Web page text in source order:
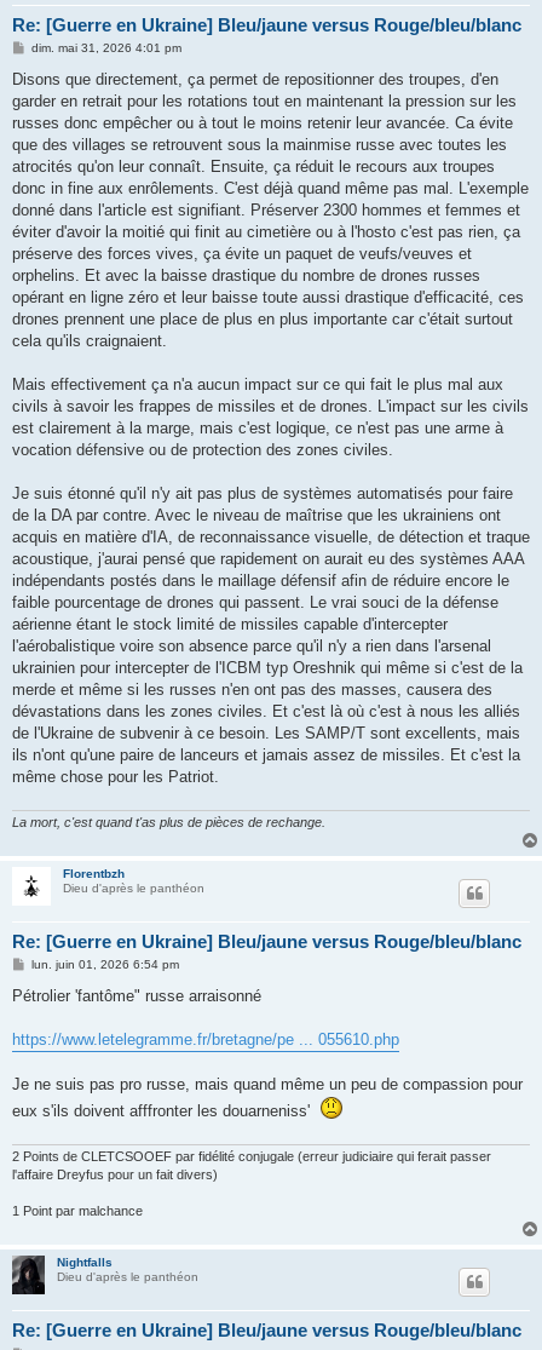
Re: [Guerre en Ukraine] Bleu/jaune versus Rouge/bleu/blanc
M
s
a
g
dim. mai 31, 2026 4:01 pm
Disons que directement, ça permet de repositionner des troupes, d'en
garder en retrait pour les rotations tout en maintenant la pression sur les
russes donc empêcher ou à tout le moins retenir leur avancée. Ca évite
que des villages se retrouvent sous la mainmise russe avec toutes les
atrocités qu'on leur connaît. Ensuite, ça réduit le recours aux troupes
donc in fine aux enrôlements. C'est déjà quand même pas mal. L'exemple
donné dans l'article est signifiant. Préserver 2300 hommes et femmes et
éviter d'avoir la moitié qui finit au cimetière ou à l'hosto c'est pas rien, ça
préserve des forces vives, ça évite un paquet de veufs/veuves et
orphelins. Et avec la baisse drastique du nombre de drones russes
opérant en ligne zéro et leur baisse toute aussi drastique d'efficacité, ces
drones prennent une place de plus en plus importante car c'était surtout
cela qu'ils craignaient.
Mais effectivement ça n'a aucun impact sur ce qui fait le plus mal aux
civils à savoir les frappes de missiles et de drones. L'impact sur les civils
est clairement à la marge, mais c'est logique, ce n'est pas une arme à
vocation défensive ou de protection des zones civiles.
Je suis étonné qu'il n'y ait pas plus de systèmes automatisés pour faire
de la DA par contre. Avec le niveau de maîtrise que les ukrainiens ont
acquis en matière d'IA, de reconnaissance visuelle, de détection et traque
acoustique, j'aurai pensé que rapidement on aurait eu des systèmes AAA
indépendants postés dans le maillage défensif afin de réduire encore le
faible pourcentage de drones qui passent. Le vrai souci de la défense
aérienne étant le stock limité de missiles capable d'intercepter
l'aérobalistique voire son absence parce qu'il n'y a rien dans l'arsenal
ukrainien pour intercepter de l'ICBM typ Oreshnik qui même si c'est de la
merde et même si les russes n'en ont pas des masses, causera des
dévastations dans les zones civiles. Et c'est là où c'est à nous les alliés
de l'Ukraine de subvenir à ce besoin. Les SAMP/T sont excellents, mais
ils n'ont qu'une paire de lanceurs et jamais assez de missiles. Et c'est la
même chose pour les Patriot.
La mort, c'est quand t'as plus de pièces de rechange.
Florentbzh
Dieu d'après le panthéon
Re: [Guerre en Ukraine] Bleu/jaune versus Rouge/bleu/blanc
M
s
g
e
lun. juin 01, 2026 6:54 pm
Pétrolier 'fantôme" russe arraisonné
https://www.letelegramme.fr/bretagne/pe ... 055610.php
Je ne suis pas pro russe, mais quand même un peu de compassion pour
eux s'ils doivent afffronter les douarneniss'
2 Points de CLETCSOOEF par fidélité conjugale (erreur judiciaire qui ferait passer
l'affaire Dreyfus pour un fait divers)
1 Point par malchance
Nightfalls
Dieu d'après le panthéon
Re: [Guerre en Ukraine] Bleu/jaune versus Rouge/bleu/blanc